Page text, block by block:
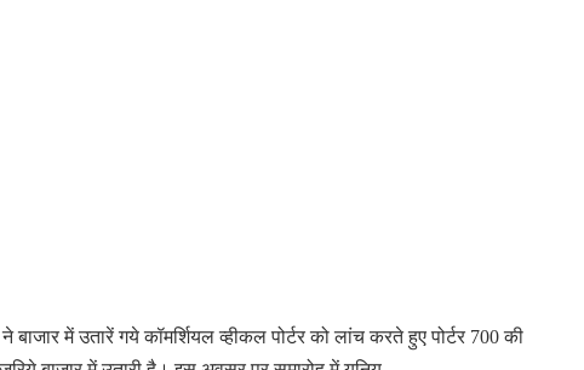
बाजार में उतारें गये कॉमर्शियल व्हीकल पोर्टर को लांच करते हुए पोर्टर 700 की